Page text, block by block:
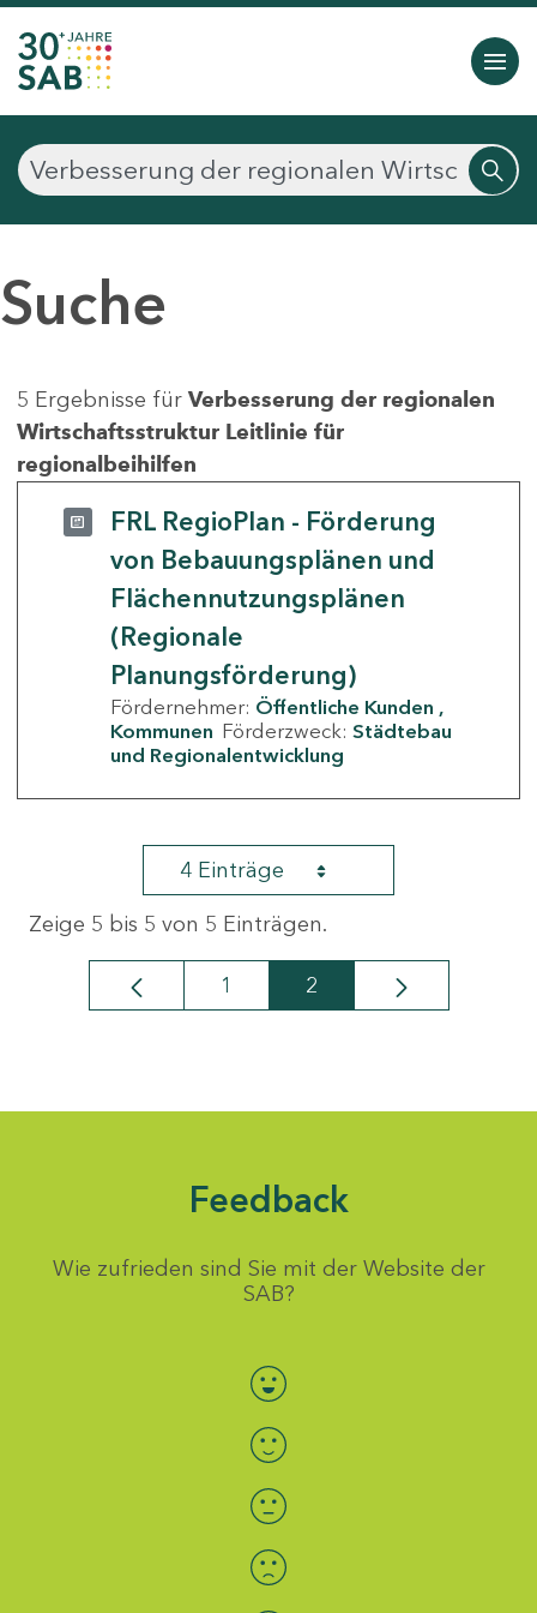
Suche
5 Ergebnisse für Verbesserung der regionalen
Wirtschaftsstruktur Leitlinie für
regionalbeihilfen
FRL RegioPlan - Förderung
von Bebauungsplänen und
Flächennutzungsplänen
(Regionale
Planungsförderung)
Fördernehmer: Öffentliche Kunden
Kommunen Förderzweck: Städtebau
und Regionalentwicklung
4 Einträge
Zeige 5 bis 5 von 5 Einträgen.
Seite
1 Seite
2
Feedback
Wie zufrieden sind Sie mit der Website der
SAB?
Bewertung auswählen